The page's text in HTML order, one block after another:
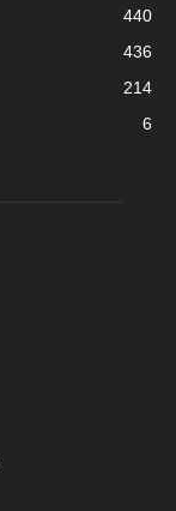
440
436
214
6